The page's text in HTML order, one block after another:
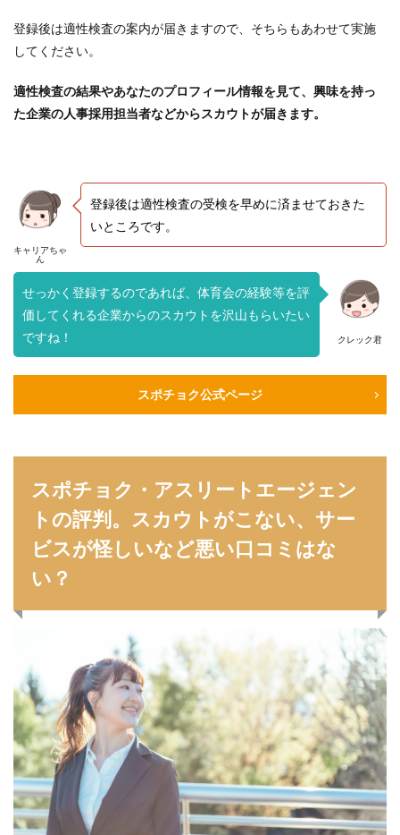
登録後は適性検査の案内が届きますので、そちらもあわせて実施
してください。
適性検査の結果やあなたのプロフィール情報を見て、興味を持っ
た企業の人事採用担当者などからスカウトが届きます。
キャリアちゃ
ん
登録後は適性検査の受検を早めに済ませておきた
いところです。
クレック君
せっかく登録するのであれば、体育会の経験等を評
価してくれる企業からのスカウトを沢山もらいたい
ですね！
スポチョク公式ページ
スポチョク・アスリートエージェン
トの評判。スカウトがこない、サー
ビスが怪しいなど悪い口コミはな
い？